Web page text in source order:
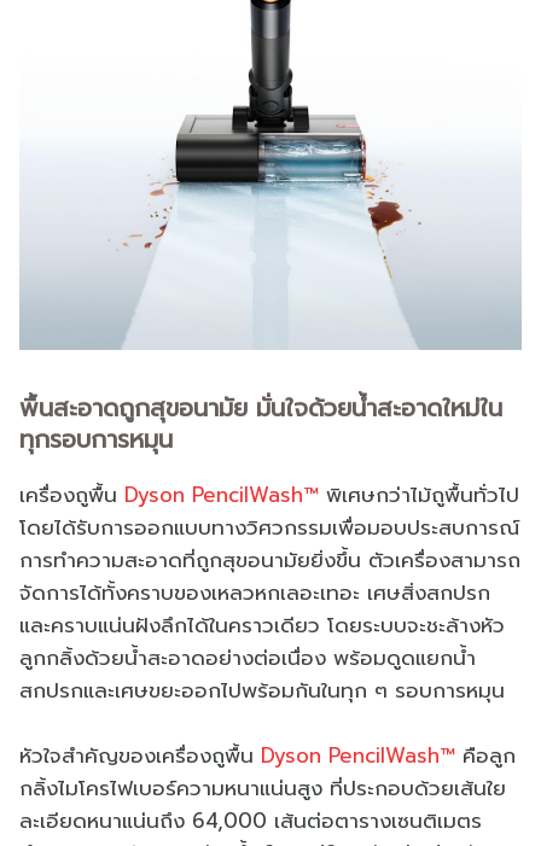
พื้นสะอาดถูกสุขอนามัย มั่นใจด้วยน้ำสะอาดใหม่ใน
ทุกรอบการหมุน
เครื่องถูพื้น Dyson PencilWash™ พิเศษกว่าไม้ถูพื้นทั่วไป
โดยได้รับการออกแบบทางวิศวกรรมเพื่อมอบประสบการณ์
การทำความสะอาดที่ถูกสุขอนามัยยิ่งขึ้น ตัวเครื่องสามารถ
จัดการได้ทั้งคราบของเหลวหกเลอะเทอะ เศษสิ่งสกปรก
และคราบแน่นฝังลึกได้ในคราวเดียว โดยระบบจะชะล้างหัว
ลูกกลิ้งด้วยน้ำสะอาดอย่างต่อเนื่อง พร้อมดูดแยกน้ำ
สกปรกและเศษขยะออกไปพร้อมกันในทุก ๆ รอบการหมุน
หัวใจสำคัญของเครื่องถูพื้น Dyson PencilWash™ คือลูก
กลิ้งไมโครไฟเบอร์ความหนาแน่นสูง ที่ประกอบด้วยเส้นใย
ละเอียดหนาแน่นถึง 64,000 เส้นต่อตารางเซนติเมตร